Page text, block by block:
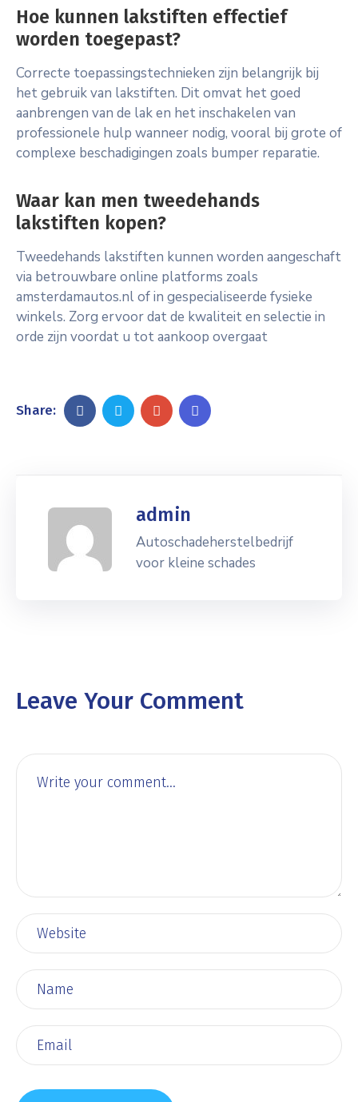
Hoe kunnen lakstiften effectief
worden toegepast?
Correcte toepassingstechnieken zijn belangrijk bij
het gebruik van lakstiften. Dit omvat het goed
aanbrengen van de lak en het inschakelen van
professionele hulp wanneer nodig, vooral bij grote of
complexe beschadigingen zoals bumper reparatie.
Waar kan men tweedehands
lakstiften kopen?
Tweedehands lakstiften kunnen worden aangeschaft
via betrouwbare online platforms zoals
amsterdamautos.nl of in gespecialiseerde fysieke
winkels. Zorg ervoor dat de kwaliteit en selectie in
orde zijn voordat u tot aankoop overgaat
Share:
admin
Autoschadeherstelbedrijf
voor kleine schades
Leave Your Comment